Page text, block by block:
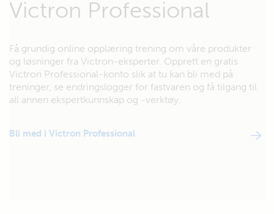
Victron Professional
Få grundig online opplæring trening om våre produkter
og løsninger fra Victron-eksperter. Opprett en gratis
Victron Professional-konto slik at tu kan bli med på
treninger, se endringslogger for fastvaren og få tilgang til
all annen ekspertkunnskap og -verktøy.
Bli med i Victron Professional